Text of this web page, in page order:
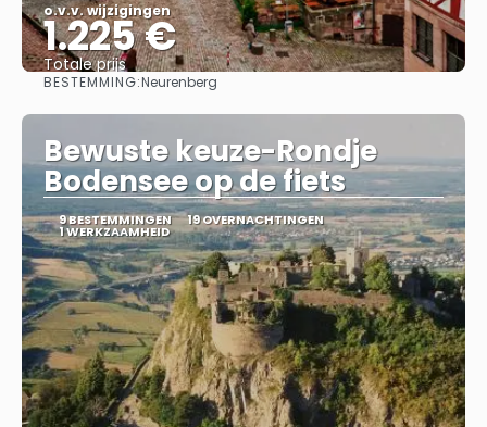
o.v.v. wijzigingen
1.225 €
Totale prijs
BESTEMMING:Neurenberg
Bewuste keuze-Rondje
Bodensee op de fiets
9 BESTEMMINGEN 19 OVERNACHTINGEN
1 WERKZAAMHEID